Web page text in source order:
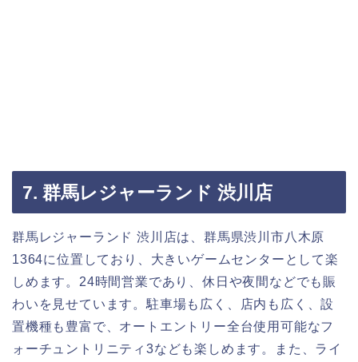
7. 群馬レジャーランド 渋川店
群馬レジャーランド 渋川店は、群馬県渋川市八木原
1364に位置しており、大きいゲームセンターとして楽
しめます。24時間営業であり、休日や夜間などでも賑
わいを見せています。駐車場も広く、店内も広く、設
置機種も豊富で、オートエントリー全台使用可能なフ
ォーチュントリニティ3なども楽しめます。また、ライ